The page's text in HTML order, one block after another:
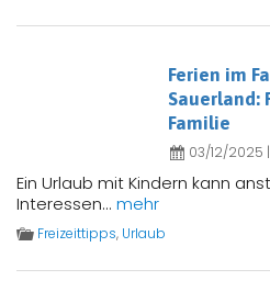
Ferien im
Sauerland:
Familie
03/12/2025 |
Ein Urlaub mit Kindern kann
Interessen... mehr
Freizeittipps, Urlaub